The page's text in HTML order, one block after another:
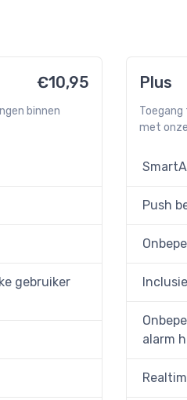
€10,95
binnen
gebruiker
Plus
met
Push
alarm